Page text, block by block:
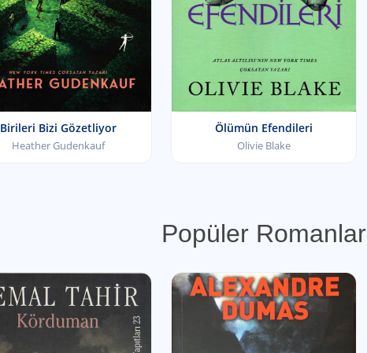
Birileri Bizi Gözetliyor
Heather Gudenkauf
Ölümün Efendileri
Olivie Blake
Popüler Romanlar